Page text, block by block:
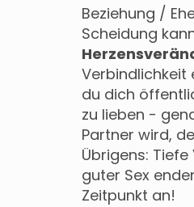
Beziehung /
Scheidung
Verbindlichkeit
du dich
zu lieben -
Partner wird,
Übrigens:
guter Sex
Zeitpunkt an!